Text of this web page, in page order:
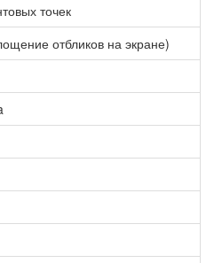
точек
отбликов на экране)